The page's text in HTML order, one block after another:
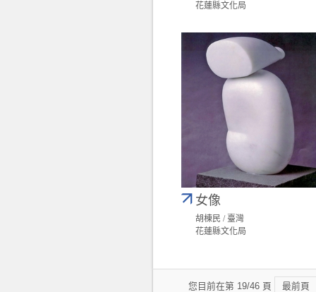
花蓮縣文化局
女像
胡棟民 / 臺灣
花蓮縣文化局
您目前在第 19/46 頁 最前頁